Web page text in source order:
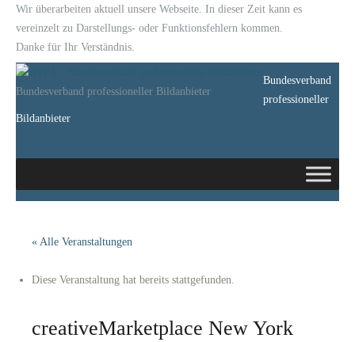
Wir überarbeiten aktuell unsere Webseite. In dieser Zeit kann es
vereinzelt zu Darstellungs- oder Funktionsfehlern kommen.
Danke für Ihr Verständnis.
Bundesverband professioneller Bildanbieter
Bundesverband
professioneller
Bildanbieter
« Alle Veranstaltungen
Diese Veranstaltung hat bereits stattgefunden.
creativeMarketplace New York